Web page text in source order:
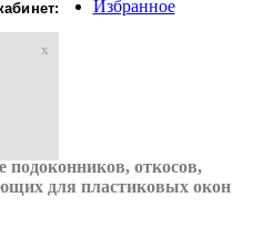
x
Избранное
подоконников, откосов,
для пластиковых окон